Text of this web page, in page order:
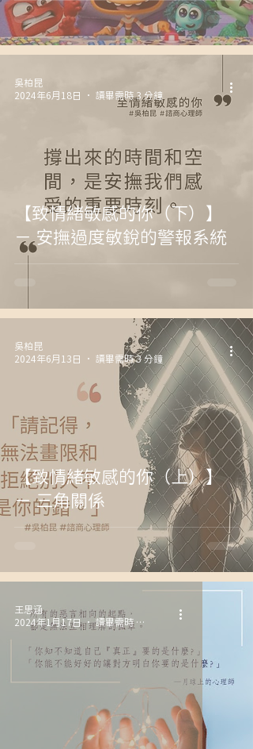
【致情緒敏感的你（下）】
－ 安撫過度敏銳的警報系統
吳柏昆
2024年6月18日
讀畢需時 3 分鐘
【致情緒敏感的你（上）】
－ 三角關係
吳柏昆
2024年6月13日
讀畢需時 3 分鐘
王思涵
2024年1月17日
讀畢需時 3 分鐘